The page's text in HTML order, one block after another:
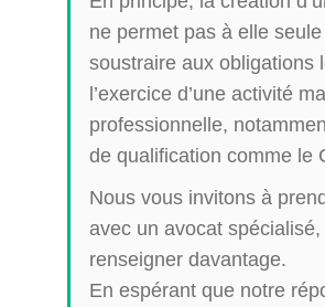
ne permet pas à elle
soustraire aux obligations
l’exercice d’une activité
professionnelle,
de qualification comme le
Nous vous invitons à
avec un avocat
renseigner davantage.
En espérant que notre